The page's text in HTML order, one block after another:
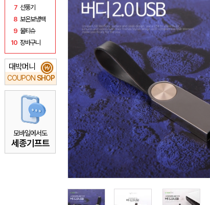
7 선풍기
8 보온보냉백
9 물티슈
10 장바구니
대박머니
COUPON SHOP
₩
모바일에서도
세종기프트